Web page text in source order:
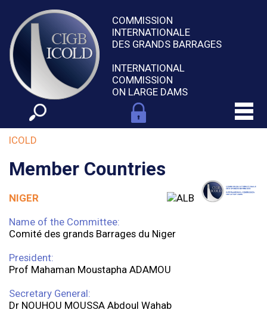
COMMISSION
INTERNATIONALE
DES GRANDS BARRAGES
INTERNATIONAL
COMMISSION
ON LARGE DAMS
ICOLD
Member Countries
NIGER
Name of the Committee:
Comité des grands Barrages du Niger
President:
Prof Mahaman Moustapha ADAMOU
Secretary General:
Dr NOUHOU MOUSSA Abdoul Wahab